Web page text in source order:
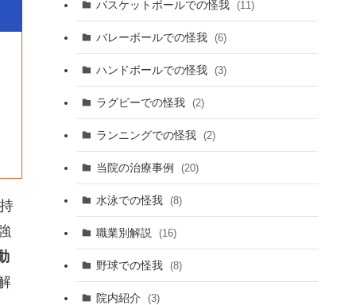
バスケットボールでの怪我 (11)
バレーボールでの怪我 (6)
ハンドボールでの怪我 (3)
ラグビーでの怪我 (2)
ランニングでの怪我 (2)
当院の治療事例 (20)
水泳での怪我 (8)
職業別解説 (16)
野球での怪我 (8)
院内紹介 (3)